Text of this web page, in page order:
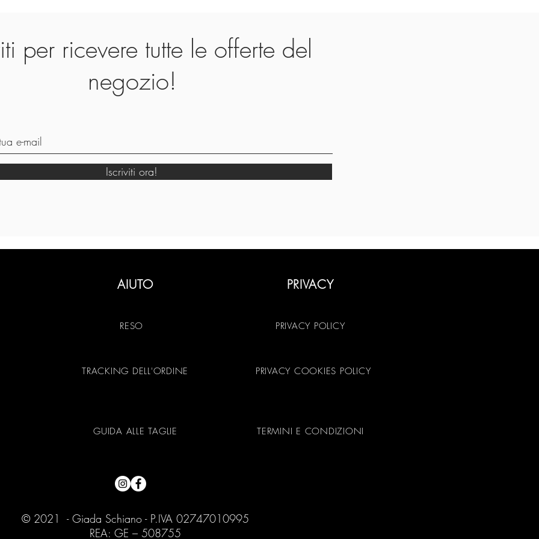
per ricevere tutte le offerte del
negozio!
Iscriviti ora!
AIUTO
RESO
TRACKING DELL'ORDINE
GUIDA ALLE TAGLIE
PRIVACY
PRIVACY POLICY
PRIVACY COOKIES POLICY
TERMINI E CONDIZIONI
© 2021 - Giada Schiano - P.IVA 02747010995
REA: GE – 508755